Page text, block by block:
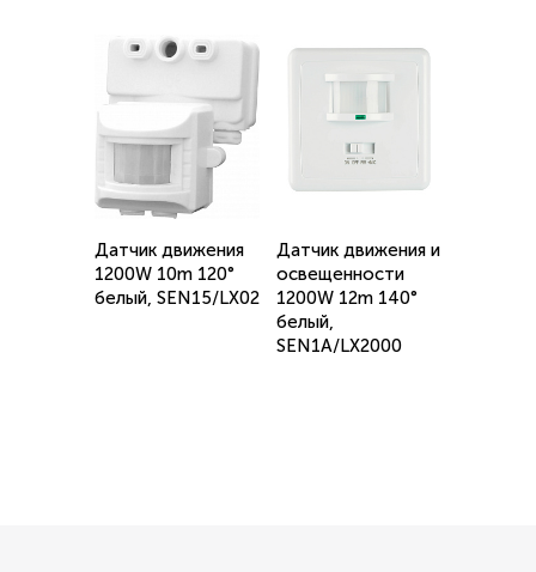
Датчик движения
1200W 10m 120°
белый, SEN15/LX02
Датчик движения и
освещенности
1200W 12m 140°
белый,
SEN1A/LX2000